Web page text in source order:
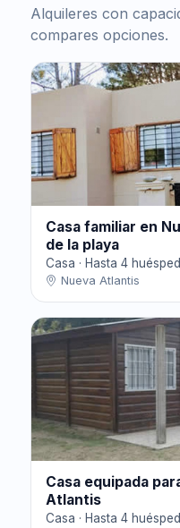
Alquileres con
compares opciones.
Casa familiar en
de la playa
Casa · Hasta 4
Nueva Atlantis
Casa equipada
Atlantis
Casa · Hasta 4